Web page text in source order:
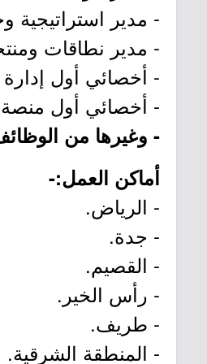
- مدير استراتيجية
- مدير نطاقات
- أخصائي أول
- أخصائي أول منصة
- وغيرها من
أماكن العمل:-
- الرياض.
- جدة.
- القصيم.
- رأس الخير.
- طريف.
- المنطقة الشرقية.